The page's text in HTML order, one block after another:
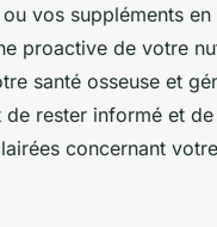
vos suppléments en
proactive de votre
santé osseuse et
de rester informé et
concernant